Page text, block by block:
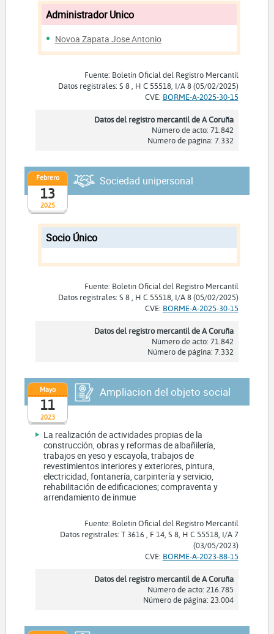
Administrador Unico
Novoa Zapata Jose Antonio
Fuente: Boletín Oficial del Registro Mercantil
Datos registrales: S 8 , H C 55518, I/A 8 (05/02/2025)
CVE: BORME-A-2025-30-15
Datos del registro mercantil de A Coruña
Número de acto: 71.842
Número de página: 7.332
2025
Febrero
13
Sociedad unipersonal
Socio Único
Fuente: Boletín Oficial del Registro Mercantil
Datos registrales: S 8 , H C 55518, I/A 8 (05/02/2025)
CVE: BORME-A-2025-30-15
Datos del registro mercantil de A Coruña
Número de acto: 71.842
Número de página: 7.332
2023
Mayo
11
Ampliacion del objeto social
La realización de actividades propias de la
construcción, obras y reformas de albañilería,
trabajos en yeso y escayola, trabajos de
revestimientos interiores y exteriores, pintura,
electricidad, fontanería, carpintería y servicio,
rehabilitación de edificaciones; compraventa y
arrendamiento de inmue
Fuente: Boletín Oficial del Registro Mercantil
Datos registrales: T 3616 , F 14, S 8, H C 55518, I/A 7
(03/05/2023)
CVE: BORME-A-2023-88-15
Datos del registro mercantil de A Coruña
Número de acto: 216.785
Número de página: 23.004